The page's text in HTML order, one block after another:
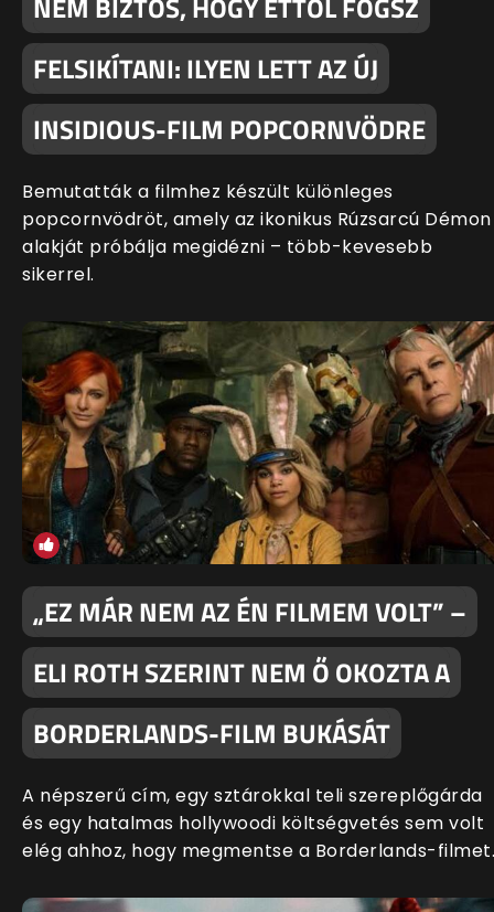
FELSIKÍTANI: ILYEN LETT AZ ÚJ
INSIDIOUS-FILM POPCORNVÖDRE
Bemutatták a filmhez készült különleges
popcornvödröt, amely az ikonikus Rúzsarcú Démon
alakját próbálja megidézni – több-kevesebb
sikerrel.
„EZ MÁR NEM AZ ÉN FILMEM VOLT” –
ELI ROTH SZERINT NEM Ő OKOZTA A
BORDERLANDS-FILM BUKÁSÁT
A népszerű cím, egy sztárokkal teli szereplőgárda
és egy hatalmas hollywoodi költségvetés sem volt
elég ahhoz, hogy megmentse a Borderlands-filmet.